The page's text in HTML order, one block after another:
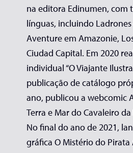
na editora Edinumen, com
línguas, incluindo Ladrones
Aventure em Amazonie,
Ciudad Capital. Em 2020
individual “O Viajante
publicação de catálogo
ano, publicou a webcomic
Terra e Mar do Cavaleiro da
No final do ano de 2021,
gráfica O Mistério do Pirata